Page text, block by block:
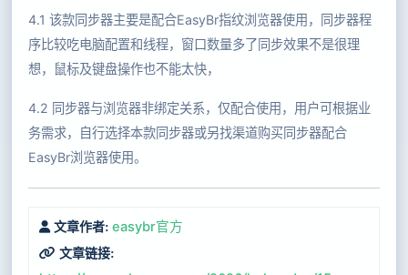
4.1 该款同步器主要是配合EasyBr指纹浏览器使用，同步器程
序比较吃电脑配置和线程，窗口数量多了同步效果不是很理
想，鼠标及键盘操作也不能太快，
4.2 同步器与浏览器非绑定关系，仅配合使用，用户可根据业
务需求，自行选择本款同步器或另找渠道购买同步器配合
EasyBr浏览器使用。
文章作者: easybr官方
文章链接: